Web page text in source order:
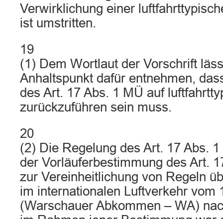
Verwirklichung einer
ist umstritten.
19
(1) Dem Wortlaut der Vorschrift
Anhaltspunkt dafür entnehmen,
des Art. 17 Abs. 1 MÜ auf
zurückzuführen sein muss.
20
(2) Die Regelung des Art. 17 Abs.
der Vorläuferbestimmung des Art.
zur Vereinheitlichung von Regeln
im internationalen Luftverkehr vom
(Warschauer Abkommen – WA)